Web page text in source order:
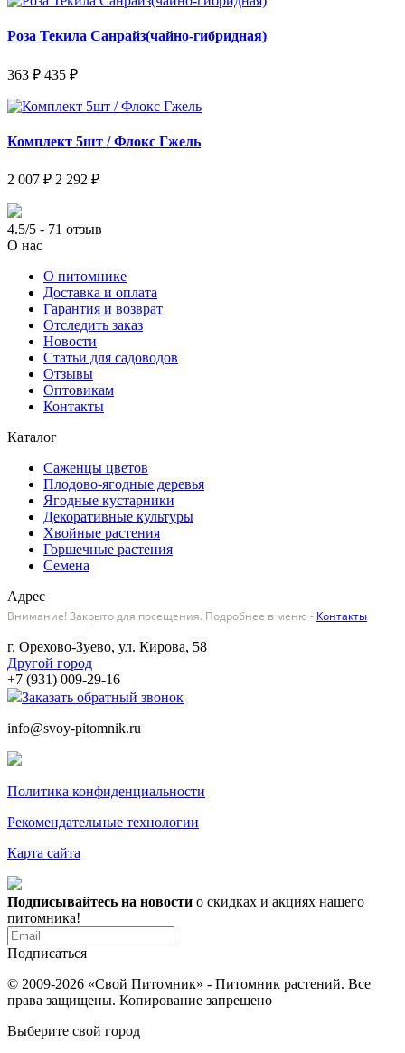
Роза Текила Санрайз(чайно-гибридная)
363 ₽ 435 ₽
Комплект 5шт / Флокс Гжель
2 007 ₽ 2 292 ₽
4.5/5 - 71 отзыв
О нас
О питомнике
Доставка и оплата
Гарантия и возврат
Отследить заказ
Новости
Статьи для садоводов
Отзывы
Оптовикам
Контакты
Каталог
Саженцы цветов
Плодово-ягодные деревья
Ягодные кустарники
Декоративные культуры
Хвойные растения
Горшечные растения
Семена
Адрес
Внимание! Закрыто для посещения. Подробнее в меню - Контакты
г. Орехово-Зуево, ул. Кирова, 58
Другой город
+7 (931) 009-29-16
Заказать обратный звонок
info@svoy-pitomnik.ru
Политика конфиденциальности
Рекомендательные технологии
Карта сайта
Подписывайтесь на новости о скидках и акциях нашего
питомника!
Подписаться
© 2009-2026 «Свой Питомник» - Питомник растений. Все
права защищены. Копирование запрещено
Выберите свой город